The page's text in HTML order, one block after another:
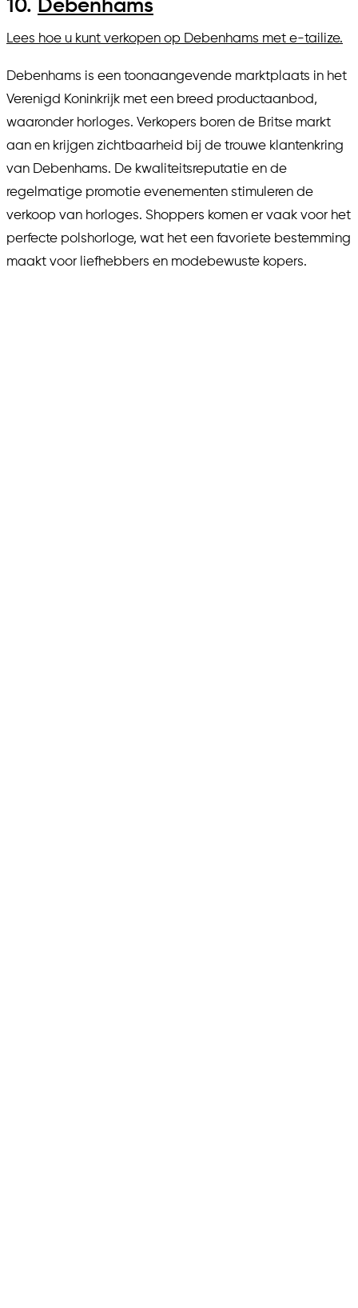
10. Debenhams
Lees hoe u kunt verkopen op Debenhams met e-tailize.
Debenhams is een toonaangevende marktplaats in het
Verenigd Koninkrijk met een breed productaanbod,
waaronder horloges. Verkopers boren de Britse markt
aan en krijgen zichtbaarheid bij de trouwe klantenkring
van Debenhams. De kwaliteitsreputatie en de
regelmatige promotie evenementen stimuleren de
verkoop van horloges. Shoppers komen er vaak voor het
perfecte polshorloge, wat het een favoriete bestemming
maakt voor liefhebbers en modebewuste kopers.